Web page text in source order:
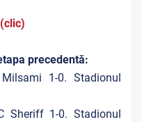
precedentă:
1-0. Stadionul
Sheriff 1-0. Stadionul